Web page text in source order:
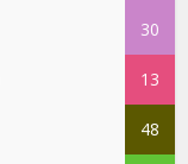
30
13
48